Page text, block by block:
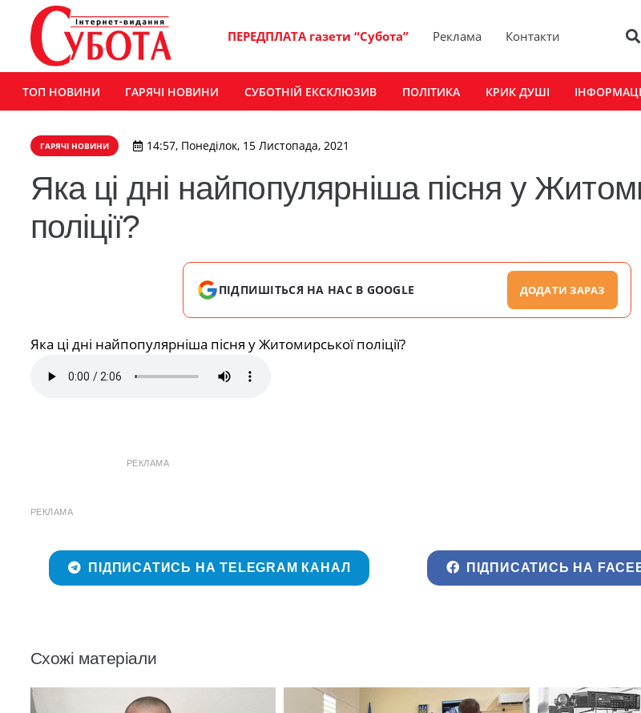
ПЕРЕДПЛАТА газети “Субота” Реклама Контакти
ТОП НОВИНИ ГАРЯЧІ НОВИНИ СУБОТНІЙ ЕКСКЛЮЗИВ ПОЛІТИКА КРИК ДУШІ
ГАРЯЧІ НОВИНИ 14:57, Понеділок, 15 Листопада, 2021
Яка ці дні найпопулярніша пісня у
поліції?
ПІДПИШІТЬСЯ НА НАС В GOOGLE ДОДАТИ ЗАРАЗ
Яка ці дні найпопулярніша пісня у Житомирської поліції?
РЕКЛАМА
РЕКЛАМА
ПІДПИСАТИСЬ НА TELEGRAM КАНАЛ ПІДПИСАТИСЬ НА
Схожі матеріали